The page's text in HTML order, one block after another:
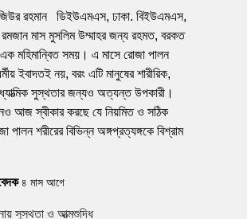
রহমান ডিইউএমএস, ঢাকা. বিইউএমএস,
মাস মুসলিম উম্মাহর জন্য রহমত, বরকত
মহিমান্বিত সময়। এ মাসে রোজা পালন
ইবাদতই নয়, বরং এটি মানুষের শারীরিক,
সুস্থতার জন্যও অত্যন্ত উপকারী।
আজ স্বীকার করছে যে নিয়মিত ও সঠিক
পালন শরীরের বিভিন্ন অঙ্গপ্রত্যঙ্গকে বিশ্রাম
৪ মাস আগে